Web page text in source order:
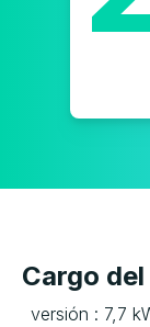
Cargo
versión : 7,7